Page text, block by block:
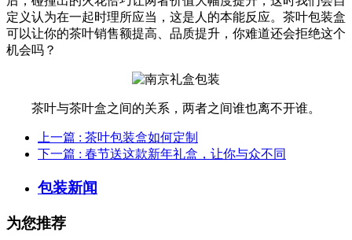
定义认为在一起时理所应当，这是人的本能反应。茶叶包装盒
可以让你的茶叶销售额提高、品质提升，你难道还会拒绝这个
机会吗？
茶叶与茶叶盒之间的关系，两者之间谁也离不开谁。
上一篇 : 茶叶包装盒如何定制
下一篇 : 春节送这款新年礼盒，让你与众不同
包装新闻
为您推荐